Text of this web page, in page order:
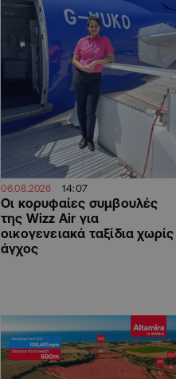
06.08.2026 14:07
Οι κορυφαίες συμβουλές
της Wizz Air για
οικογενειακά ταξίδια χωρίς
άγχος